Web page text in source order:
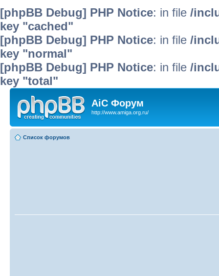
[phpBB Debug] PHP Notice: in file /
key "cached"
[phpBB Debug] PHP Notice: in file /
key "normal"
[phpBB Debug] PHP Notice: in file /
key "total"
AiC Форум
http://www.amiga.org.ru/
Список форумов